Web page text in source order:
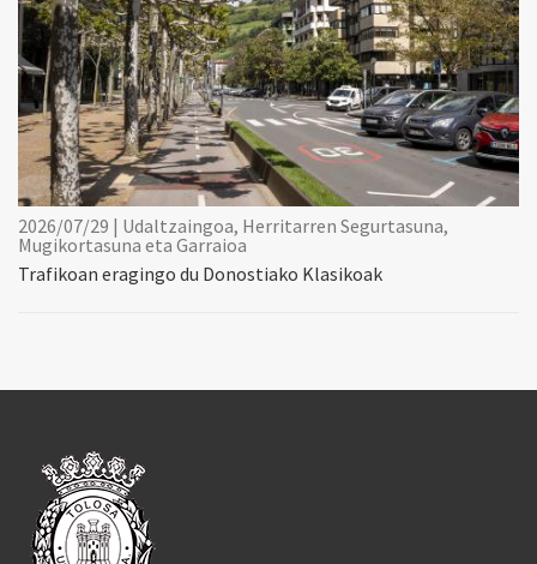
2026/07/29 | Udaltzaingoa, Herritarren Segurtasuna,
Mugikortasuna eta Garraioa
Trafikoan eragingo du Donostiako Klasikoak